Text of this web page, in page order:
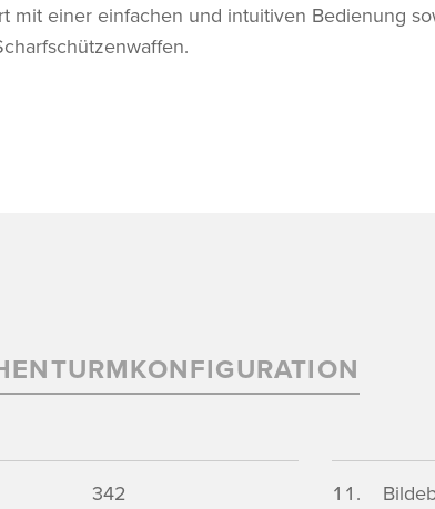
mit einer einfachen und intuitiven Bedienung
TURMKONFIGURATION
342